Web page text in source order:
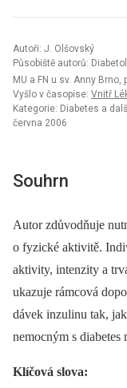
Autoři: J. Olšovský
Působiště autorů:
MU a FN u sv. Anny
Vyšlo v časopise: Vnitř
Kategorie: Diabetes a
června 2006
Souhrn
Autor zdůvodňuje
o fyzické aktivitě.
aktivity, intenzity a
ukazuje rámcová
dávek inzulinu tak,
nemocným s diabetes
Klíčová slova: